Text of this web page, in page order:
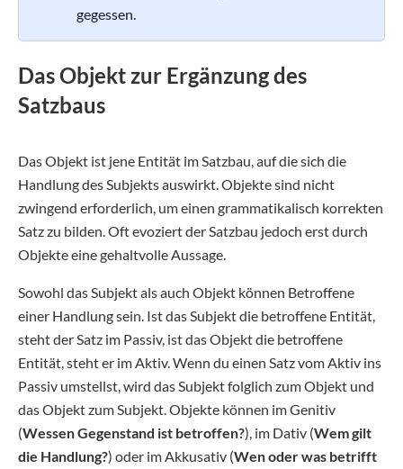
gegessen.
Das Objekt zur Ergänzung des
Satzbaus
Das Objekt ist jene Entität im Satzbau, auf die sich die
Handlung des Subjekts auswirkt. Objekte sind nicht
zwingend erforderlich, um einen grammatikalisch korrekten
Satz zu bilden. Oft evoziert der Satzbau jedoch erst durch
Objekte eine gehaltvolle Aussage.
Sowohl das Subjekt als auch Objekt können Betroffene
einer Handlung sein. Ist das Subjekt die betroffene Entität,
steht der Satz im Passiv, ist das Objekt die betroffene
Entität, steht er im Aktiv. Wenn du einen Satz vom Aktiv ins
Passiv umstellst, wird das Subjekt folglich zum Objekt und
das Objekt zum Subjekt. Objekte können im Genitiv
(Wessen Gegenstand ist betroffen?), im Dativ (Wem gilt
die Handlung?) oder im Akkusativ (Wen oder was betrifft